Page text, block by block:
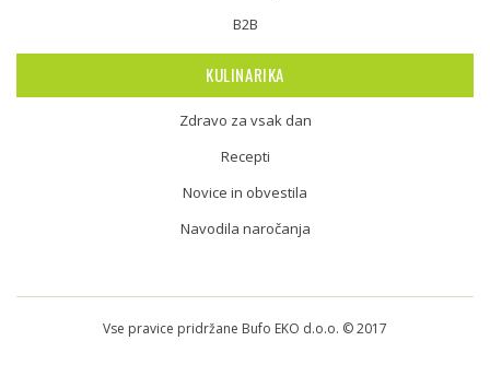
B2B
KULINARIKA
Zdravo za vsak dan
Recepti
Novice in obvestila
Navodila naročanja
Vse pravice pridržane Bufo EKO d.o.o. © 2017